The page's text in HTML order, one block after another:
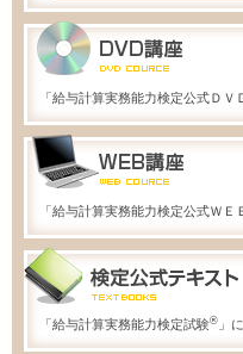
「給与計算実務能力検定公式ＤＶ
「給与計算実務能力検定公式ＷＥ
「給与計算実務能力検定試験® 」